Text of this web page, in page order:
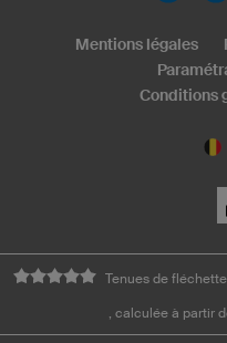
Mentions légales
Conditions
Tenues de
, calculée à partir